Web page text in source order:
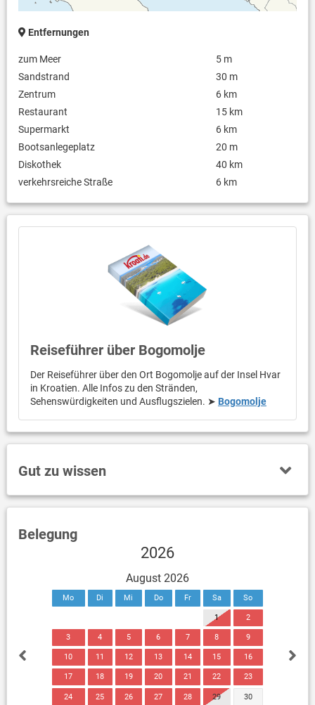
Entfernungen
zum Meer
5 m
Sandstrand
30 m
Zentrum
6 km
Restaurant
15 km
Supermarkt
6 km
Bootsanlegeplatz
20 m
Diskothek
40 km
verkehrsreiche Straße
6 km
Reiseführer über Bogomolje
Der Reiseführer über den Ort Bogomolje auf der Insel Hvar
in Kroatien. Alle Infos zu den Stränden,
Sehenswürdigkeiten und Ausflugszielen. ➤ Bogomolje
Gut zu wissen
Belegung
2026
August 2026
Mo Di Mi Do Fr Sa So
1 2
3 4 5 6 7 8 9
10 11 12 13 14 15 16
17 18 19 20 21 22 23
24 25 26 27 28 29 30